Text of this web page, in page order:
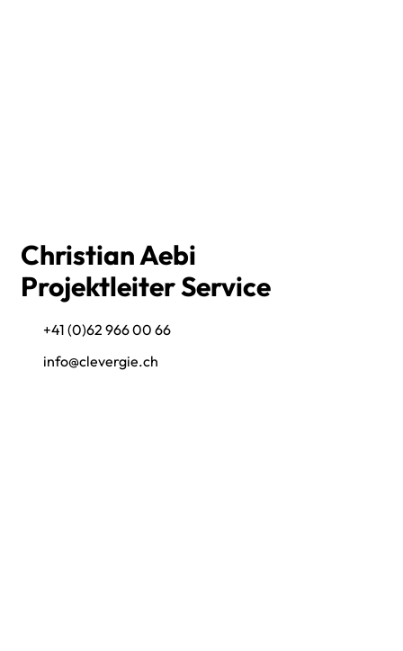
Christian Aebi
Projektleiter Service
+41 (0)62 966 00 66
info@clevergie.ch